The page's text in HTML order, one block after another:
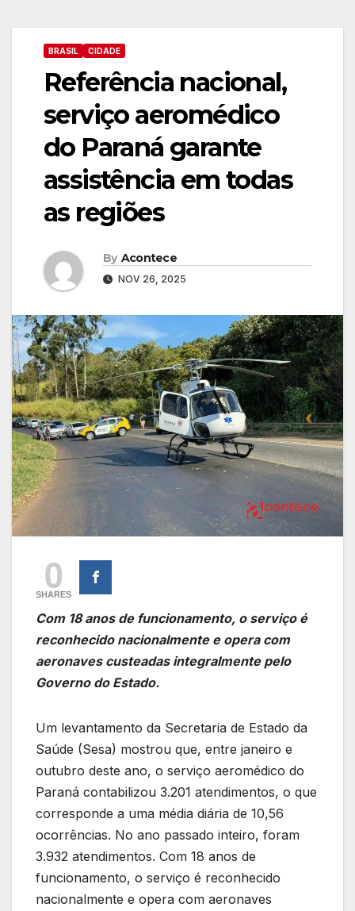
BRASIL CIDADE
Referência nacional,
serviço aeromédico
do Paraná garante
assistência em todas
as regiões
By Acontece
NOV 26, 2025
0
SHARES
Com 18 anos de funcionamento, o serviço é
reconhecido nacionalmente e opera com
aeronaves custeadas integralmente pelo
Governo do Estado.
Um levantamento da Secretaria de Estado da
Saúde (Sesa) mostrou que, entre janeiro e
outubro deste ano, o serviço aeromédico do
Paraná contabilizou 3.201 atendimentos, o que
corresponde a uma média diária de 10,56
ocorrências. No ano passado inteiro, foram
3.932 atendimentos. Com 18 anos de
funcionamento, o serviço é reconhecido
nacionalmente e opera com aeronaves